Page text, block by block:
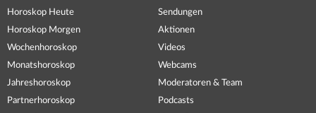
Horoskop Heute
Horoskop Morgen
Wochenhoroskop
Monatshoroskop
Jahreshoroskop
Partnerhoroskop
Sendungen
Aktionen
Videos
Webcams
Moderatoren & Team
Podcasts